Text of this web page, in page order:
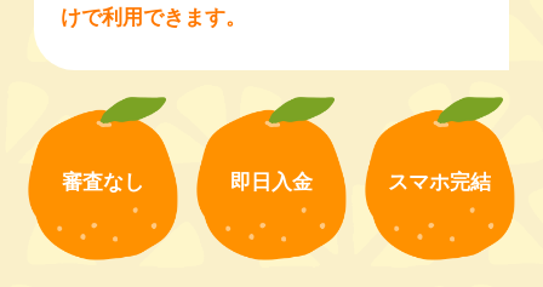
けで利用できます。
審査なし 即日入金 スマホ完結